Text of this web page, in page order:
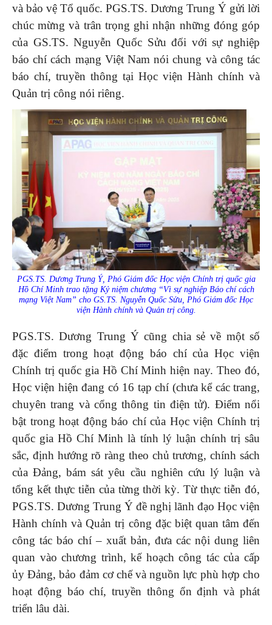
và bảo vệ Tổ quốc. PGS.TS. Dương Trung Ý gửi lời
chúc mừng và trân trọng ghi nhận những đóng góp
của GS.TS. Nguyễn Quốc Sửu đối với sự nghiệp
báo chí cách mạng Việt Nam nói chung và công tác
báo chí, truyền thông tại Học viện Hành chính và
Quản trị công nói riêng.
PGS.TS. Dương Trung Ý, Phó Giám đốc Học viện Chính trị quốc gia
Hồ Chí Minh trao tặng Kỷ niệm chương “Vì sự nghiệp Báo chí cách
mạng Việt Nam” cho GS.TS. Nguyễn Quốc Sửu, Phó Giám đốc Học
viện Hành chính và Quản trị công.
PGS.TS. Dương Trung Ý cũng chia sẻ về một số
đặc điểm trong hoạt động báo chí của Học viện
Chính trị quốc gia Hồ Chí Minh hiện nay. Theo đó,
Học viện hiện đang có 16 tạp chí (chưa kể các trang,
chuyên trang và cổng thông tin điện tử). Điểm nổi
bật trong hoạt động báo chí của Học viện Chính trị
quốc gia Hồ Chí Minh là tính lý luận chính trị sâu
sắc, định hướng rõ ràng theo chủ trương, chính sách
của Đảng, bám sát yêu cầu nghiên cứu lý luận và
tổng kết thực tiễn của từng thời kỳ. Từ thực tiễn đó,
PGS.TS. Dương Trung Ý đề nghị lãnh đạo Học viện
Hành chính và Quản trị công đặc biệt quan tâm đến
công tác báo chí – xuất bản, đưa các nội dung liên
quan vào chương trình, kế hoạch công tác của cấp
ủy Đảng, bảo đảm cơ chế và nguồn lực phù hợp cho
hoạt động báo chí, truyền thông ổn định và phát
triển lâu dài.